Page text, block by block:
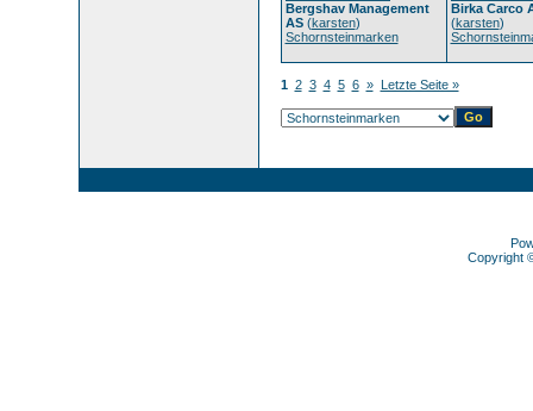
Bergshav Management
AS(karsten)
Schornsteinmarken
Birka Carco
(karsten)
1 2 3 4 5 6 » Letzte Seite »
Copyright